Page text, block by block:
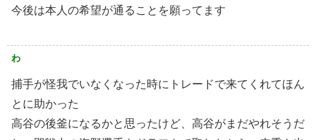
今後は本人の希望が通ることを願ってます
わ
捕手が怪我でいなくなった時にトレードで来てくれてほん
とに助かった
高谷の後釜になるかと思ったけど、高谷がまだやれそうだ